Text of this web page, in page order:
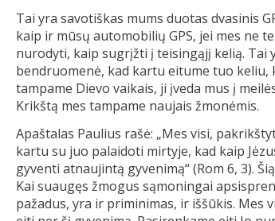
Tai yra savotiškas mums duotas dvasinis
kaip ir mūsų automobilių GPS, jei mes ne
nurodyti, kaip sugrįžti į teisingąjį kelią. Tai
bendruomenė, kad kartu eitume tuo keliu,
tampame Dievo vaikais, ji įveda mus į
Krikštą mes tampame naujais žmonėmis.
Apaštalas Paulius rašė: „Mes visi,
kartu su juo palaidoti mirtyje, kad kaip
gyventi atnaujintą gyvenimą“ (Rom 6, 3).
Kai suaugęs žmogus sąmoningai
pažadus, yra ir priminimas, ir iššūkis. Mes